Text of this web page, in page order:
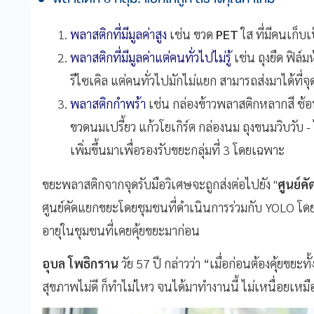
พลาสติกที่มีมูลค่าสูง เช่น ขวด PETใส ที่มีคนเก็บ
พลาสติกที่มีมูลค่าแต่คนทั่วไปไม่รู้เช่น ถุงยืด ฟิล์ม
รีไซเคิล แต่คนทั่วไปมักไม่แยก สามารถส่งมาได้ที่
พลาสติกกำพร้า เช่น กล่องข้าวพลาสติกหลากสี
ขวดนมเปรี้ยว แก้วโยเกิร์ต กล่องนม ถุงขนมวิบวับ
เพิ่มขึ้นมาเพื่อรองรับขยะกลุ่มที่ 3 โดยเฉพาะ
ขยะพลาสติกจากจุดรับมือวิเศษจะถูกส่งต่อไปยัง "ศูนย์คั
ศูนย์คัดแยกขยะโดยชุมชนที่ดำเนินการร่วมกับ YOLO
อายุในชุมชนที่เคยคุ้ยขยะมาก่อน
อุบล โพธิกราน วัย 57 ปี กล่าวว่า “เมื่อก่อนต้องคุ้ยขยะ
สุขภาพไม่ดี ก็ทำไม่ไหว จนได้มาทำงานนี้ ไม่เหนื่อยเห